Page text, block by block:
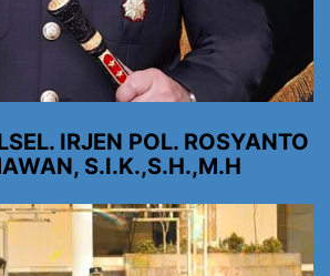
IRJEN POL. ROSYANTO
S.I.K.,S.H.,M.H